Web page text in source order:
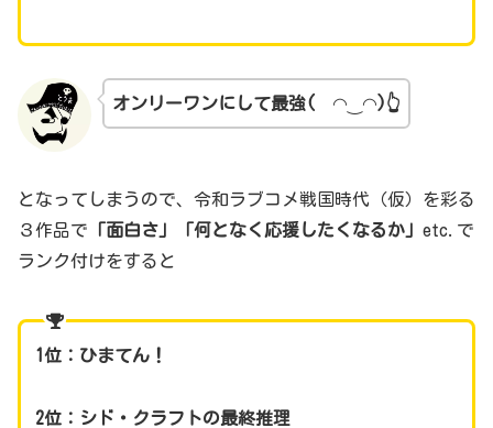
オンリーワンにして最強( ◠‿◠)👆
となってしまうので、令和ラブコメ戦国時代（仮）を彩る
３作品で 「面白さ」「何となく応援したくなるか」 etc.で
ランク付けをすると
1位：ひまてん！
2位： シド・クラフトの最終推理